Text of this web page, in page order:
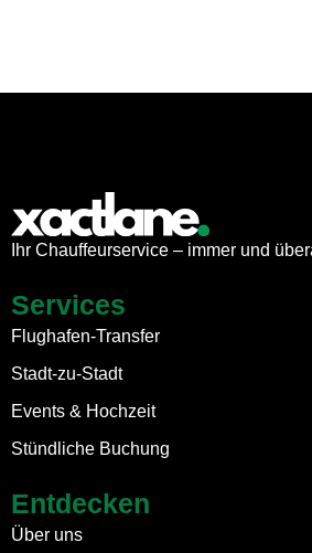
Ihr Chauffeurservice – immer und
Services
Flughafen-Transfer
Stadt-zu-Stadt
Events & Hochzeit
Stündliche Buchung
Entdecken
Über uns